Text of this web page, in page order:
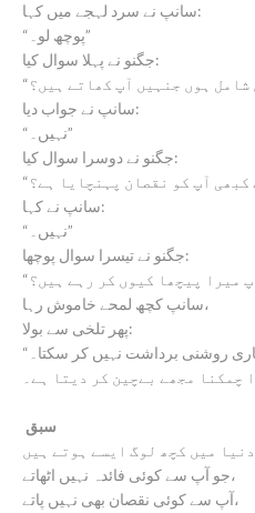
سانپ نے سرد لہجے میں کہا:
“پوچھ لو۔”
جگنو نے پہلا سوال کیا:
سانپ نے جواب دیا:
“نہیں۔”
جگنو نے دوسرا سوال کیا:
سانپ نے کہا:
“نہیں۔”
جگنو نے تیسرا سوال پوچھا:
سانپ کچھ لمحے خاموش رہا،
پھر تلخی سے بولا:
روشنی برداشت نہیں کر سکتا۔
سبق
دنیا میں کچھ لوگ ایسے ہوتے ہیں
جو آپ سے کوئی فائدہ نہیں اٹھاتے،
آپ سے کوئی نقصان بھی نہیں پاتے،